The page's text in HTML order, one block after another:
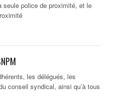
police de proximité, et le
les délégués, les
conseil syndical, ainsi qu’à tous